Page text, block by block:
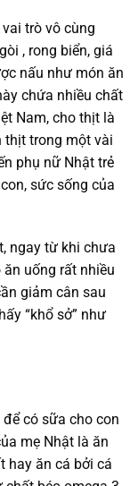
trò vô cùng
, rong biển, giá
nấu như món ăn
chứa nhiều chất
Nam, cho thịt là
thịt trong một vài
phụ nữ Nhật trẻ
sức sống của
ngay từ khi chưa
uống rất nhiều
giảm cân sau
“khổ sở” như
có sữa cho con
mẹ Nhật là ăn
hay ăn cá bởi cá